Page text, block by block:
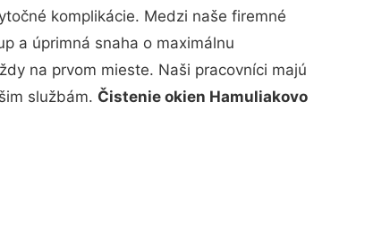
komplikácie. Medzi naše firemné
a úprimná snaha o maximálnu
na prvom mieste. Naši pracovníci majú
službám. Čistenie okien Hamuliakovo